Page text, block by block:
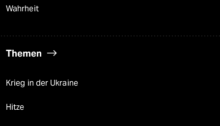
Wahrheit
Themen
Krieg in der Ukraine
Hitze